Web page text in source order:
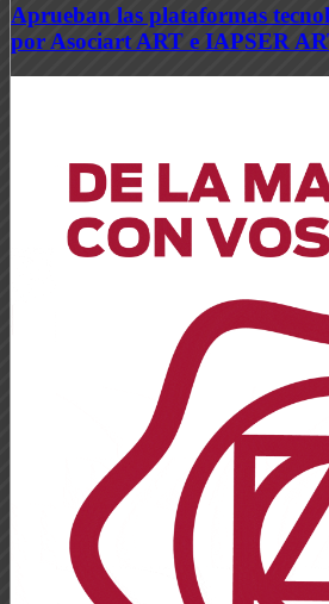
Aprueban las plataformas
por Asociart ART e IAPSER